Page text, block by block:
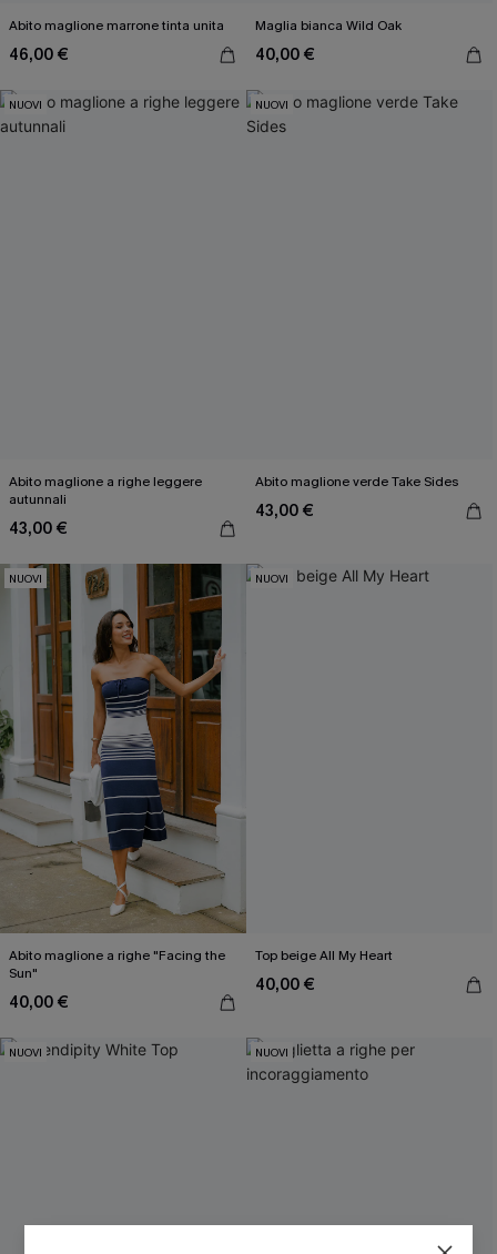
Abito maglione marrone tinta unita
46,00 €
Maglia bianca Wild Oak
40,00 €
NUOVI
Abito maglione a righe leggere
autunnali
43,00 €
NUOVI
Abito maglione verde Take Sides
43,00 €
NUOVI
Abito maglione a righe "Facing the
Sun"
40,00 €
NUOVI
Top beige All My Heart
40,00 €
NUOVI NUOVI